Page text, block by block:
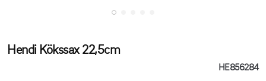
Hendi Kökssax 22,5cm
HE856284